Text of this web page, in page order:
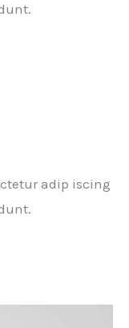
adip iscing